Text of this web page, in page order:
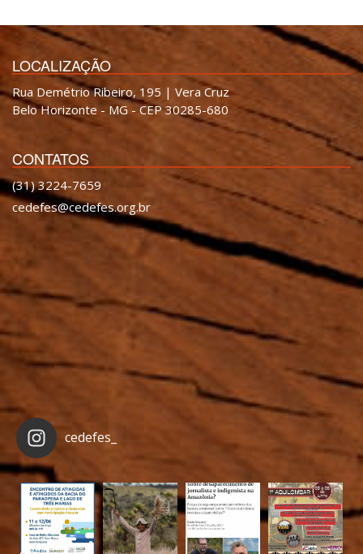
LOCALIZAÇÃO
Rua Demétrio Ribeiro, 195 | Vera Cruz
Belo Horizonte - MG - CEP 30285-680
CONTATOS
(31) 3224-7659
cedefes@cedefes.org.br
cedefes_